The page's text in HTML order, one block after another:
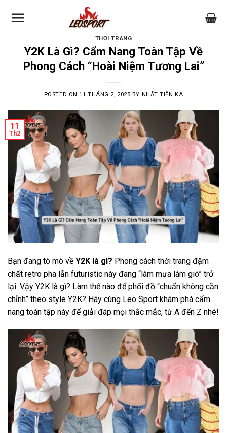
THỜI TRANG
Y2K Là Gì? Cẩm Nang Toàn Tập Về
Phong Cách “Hoài Niệm Tương Lai”
POSTED ON11 THÁNG 2, 2025 BY NHẤT TIẾN KA
11
Th2
Bạn đang tò mò về Y2K là gì? Phong cách thời trang đậm
chất retro pha lẫn futuristic này đang “làm mưa làm gió” trở
lại. Vậy Y2K là gì? Làm thế nào để phối đồ “chuẩn không cần
chỉnh” theo style Y2K? Hãy cùng Leo Sport khám phá cẩm
nang toàn tập này để giải đáp mọi thắc mắc, từ A đến Z nhé!